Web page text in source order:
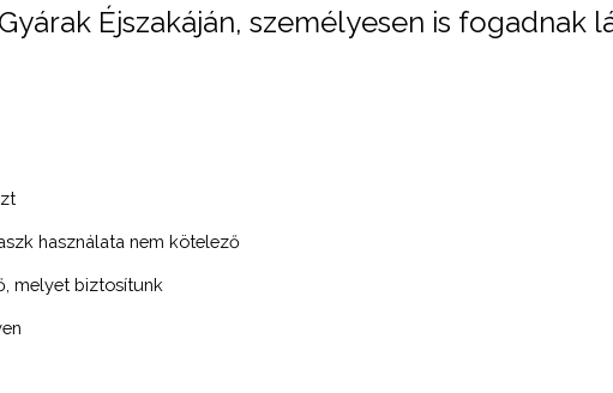
Éjszakáján, személyesen is fogadnak
használata nem kötelező
melyet biztosítunk